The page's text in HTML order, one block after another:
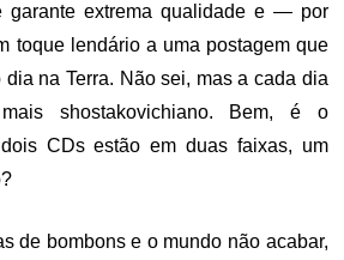
garante extrema qualidade e — por
toque lendário a uma postagem que
na Terra. Não sei, mas a cada dia
shostakovichiano. Bem, é o
CDs estão em duas faixas, um
de bombons e o mundo não acabar,